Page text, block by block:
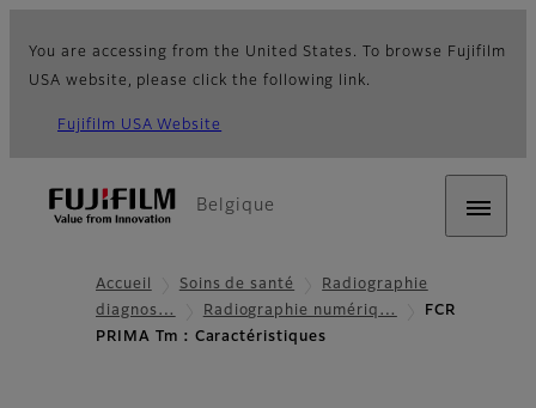
You are accessing from the United States. To browse Fujifilm
USA website, please click the following link.
Fujifilm USA Website
Belgique
Accueil Soins de santé
Radiographie
diagnos…
Radiographie numériq…
FCR
PRIMA Tm : Caractéristiques